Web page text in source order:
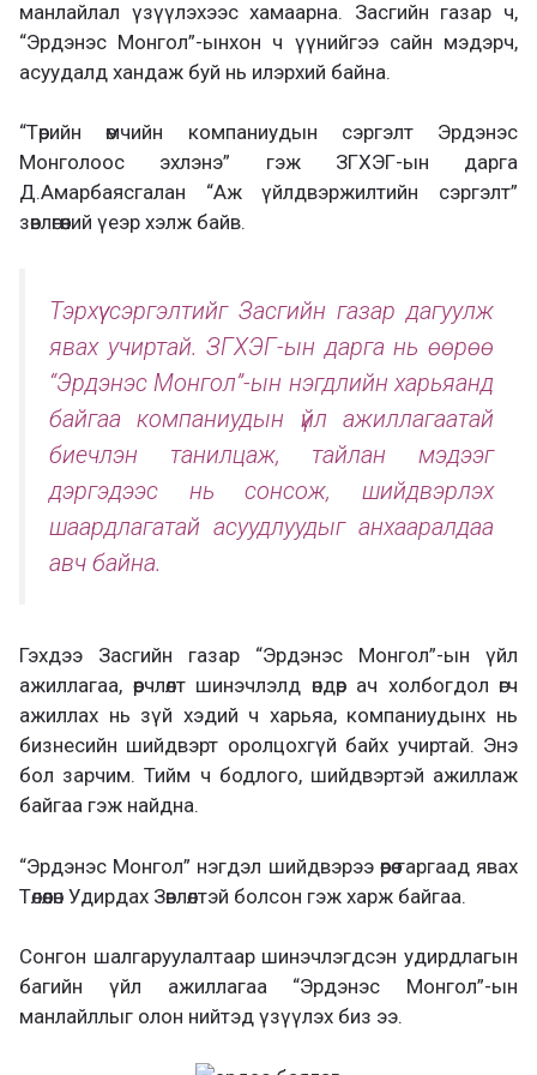
манлайлал үзүүлэхээс хамаарна. Засгийн газар ч,
“Эрдэнэс Монгол”-ынхон ч үүнийгээ сайн мэдэрч,
асуудалд хандаж буй нь илэрхий байна.
“Төрийн өмчийн компаниудын сэргэлт Эрдэнэс
Монголоос эхлэнэ” гэж ЗГХЭГ-ын дарга
Д.Амарбаясгалан “Аж үйлдвэржилтийн сэргэлт”
зөвлөгөөний үеэр хэлж байв.
Тэрхүү сэргэлтийг Засгийн газар дагуулж
явах учиртай. ЗГХЭГ-ын дарга нь өөрөө
“Эрдэнэс Монгол”-ын нэгдлийн харьяанд
байгаа компаниудын үйл ажиллагаатай
биечлэн танилцаж, тайлан мэдээг
дэргэдээс нь сонсож, шийдвэрлэх
шаардлагатай асуудлуудыг анхааралдаа
авч байна.
Гэхдээ Засгийн газар “Эрдэнэс Монгол”-ын үйл
ажиллагаа, өөрчлөлт шинэчлэлд өндөр ач холбогдол өгч
ажиллах нь зүй хэдий ч харьяа, компаниудынх нь
бизнесийн шийдвэрт оролцохгүй байх учиртай. Энэ
бол зарчим. Тийм ч бодлого, шийдвэртэй ажиллаж
байгаа гэж найдна.
“Эрдэнэс Монгол” нэгдэл шийдвэрээ өөрөө гаргаад явах
Төлөөлөн Удирдах Зөвлөлтэй болсон гэж харж байгаа.
Сонгон шалгаруулалтаар шинэчлэгдсэн удирдлагын
багийн үйл ажиллагаа “Эрдэнэс Монгол”-ын
манлайллыг олон нийтэд үзүүлэх биз ээ.